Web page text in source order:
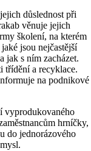
důslednost při
věnuje jejich
školení, na kterém
jsou nejčastější
jak s ním zacházet.
třídění a recyklace.
na podnikové
vyprodukovaného
hrníčky,
do jednorázového